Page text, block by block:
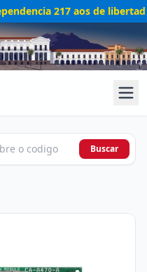
217 aos de libertad
Buscar